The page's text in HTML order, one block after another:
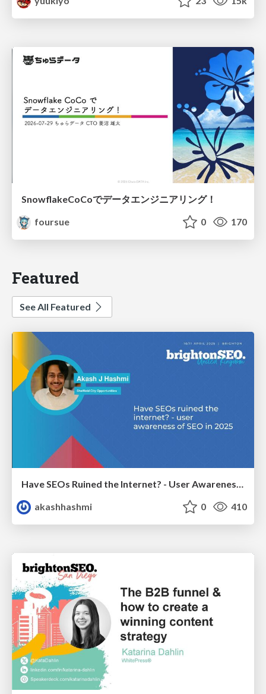
SnowflakeCoCoでデータエンジニアリング！
foursue
0 170
Featured
See All Featured
Have SEOs Ruined the Internet? - User Awareness of SEO in 2025
akashhashmi
0 410